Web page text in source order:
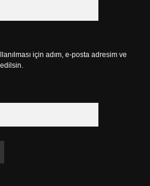
için adım, e-posta adresim ve